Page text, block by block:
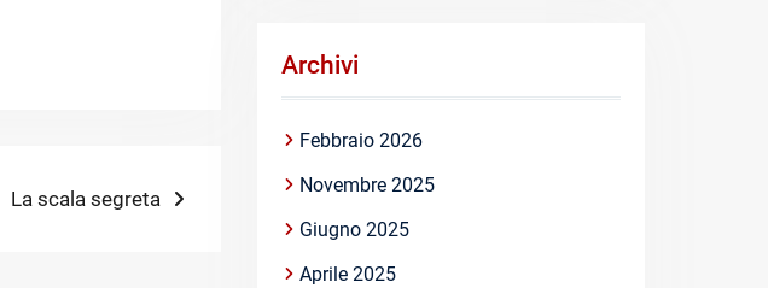
Next
La scala segreta
Archivi
Febbraio 2026
Novembre 2025
Giugno 2025
Aprile 2025